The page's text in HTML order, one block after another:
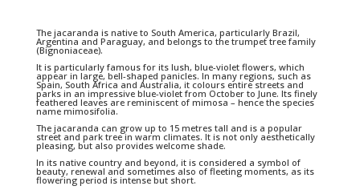
The jacaranda is native to South America, particularly Brazil,
Argentina and Paraguay, and belongs to the trumpet tree family
(Bignoniaceae).
It is particularly famous for its lush, blue-violet flowers, which
appear in large, bell-shaped panicles. In many regions, such as
Spain, South Africa and Australia, it colours entire streets and
parks in an impressive blue-violet from October to June. Its finely
feathered leaves are reminiscent of mimosa – hence the species
name mimosifolia.
The jacaranda can grow up to 15 metres tall and is a popular
street and park tree in warm climates. It is not only aesthetically
pleasing, but also provides welcome shade.
In its native country and beyond, it is considered a symbol of
beauty, renewal and sometimes also of fleeting moments, as its
flowering period is intense but short.